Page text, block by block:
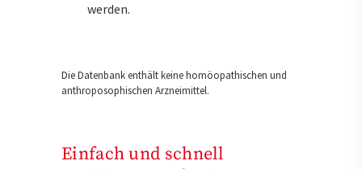
werden.
Die Datenbank enthält keine homöopathischen und
anthroposophischen Arzneimittel.
Einfach und schnell